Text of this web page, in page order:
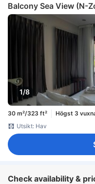
Balcony Sea View (N-
1/8
30 m²/323 ft² Högst 3
Utsikt: Hav
Check availability &